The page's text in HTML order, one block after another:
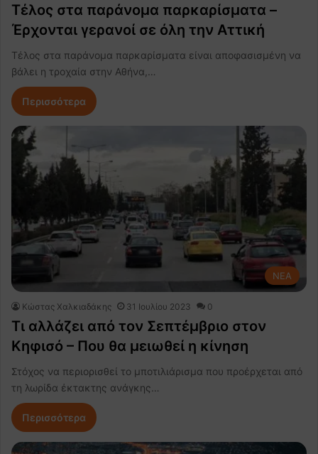
Τέλος στα παράνομα παρκαρίσματα –
Έρχονται γερανοί σε όλη την Αττική
Τέλος στα παράνομα παρκαρίσματα είναι αποφασισμένη να
βάλει η τροχαία στην Αθήνα,…
Περισσότερα
NEA
Κώστας Χαλκιαδάκης 31 Ιουλίου 2023 0
Τι αλλάζει από τον Σεπτέμβριο στον
Κηφισό – Που θα μειωθεί η κίνηση
Στόχος να περιορισθεί το μποτιλιάρισμα που προέρχεται από
τη λωρίδα έκτακτης ανάγκης…
Περισσότερα